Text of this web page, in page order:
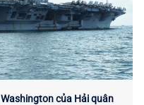
của Hải quân